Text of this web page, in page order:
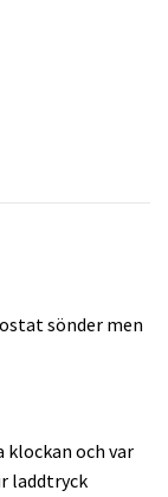
sönder men
och var
laddtryck